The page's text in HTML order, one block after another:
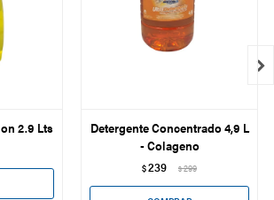
2.9 Lts
Detergente Concentrado 4,9 L
- Colageno
$239 $299
